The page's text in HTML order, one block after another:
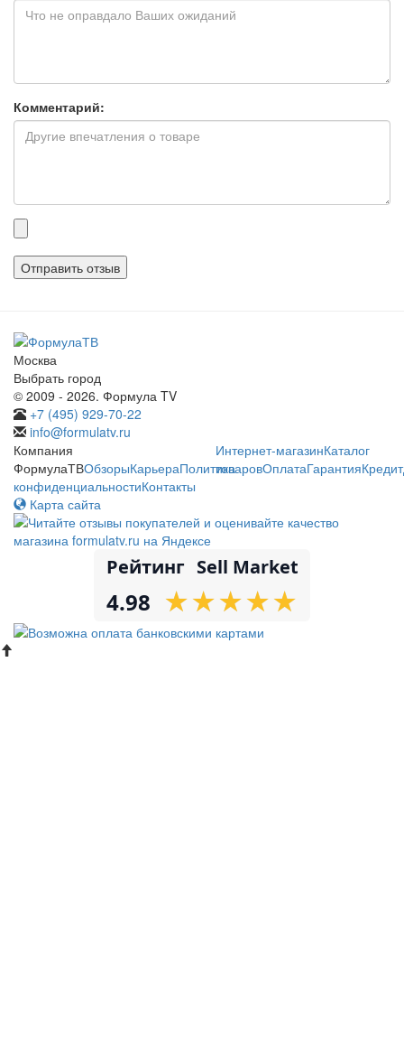
Комментарий:
Прикрепленные
Москва
Выбрать город
© 2009 - 2026. Формула TV
+7 (495) 929-70-22
info@formulatv.ru
Компания
ФормулаТВОбзорыКарьераПолитика
конфиденциальностиКонтакты
Интернет-магазинКаталог
товаровОплатаГарантияКредит
Карта сайта
Рейтинг Sell Market
4.98 ★
★★
★★
★★
★★
★